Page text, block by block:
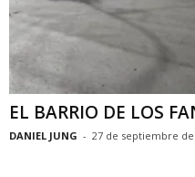
EL BARRIO DE LOS
DANIEL JUNG - 27 de septiembre de